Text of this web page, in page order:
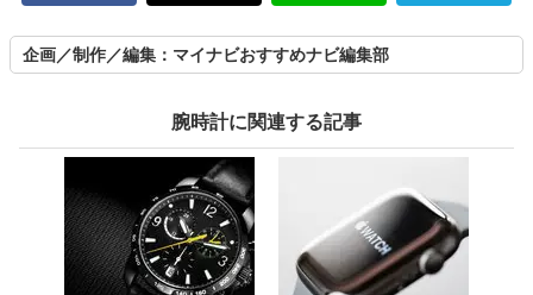
企画／制作／編集：マイナビおすすめナビ編集部
腕時計に関連する記事